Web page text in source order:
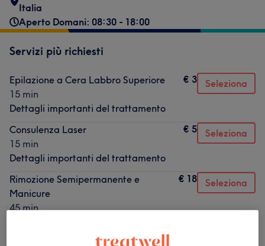
Italia
Aperto Domani: 08:30 - 18:00
Servizi più richiesti
Epilazione a Cera Labbro Superiore
15 min
Dettagli importanti del trattamento
€ 3 Seleziona
Consulenza Laser
15 min
Dettagli importanti del trattamento
€ 5 Seleziona
Rimozione Semipermanente e
Manicure
45 min
€ 18 Seleziona